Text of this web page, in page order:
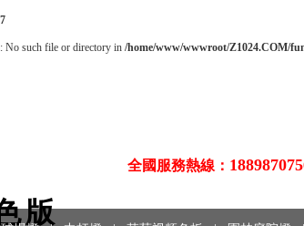
No such file or directory in /home/www/wwwroot/Z1024.COM/
版
全國服務熱線：